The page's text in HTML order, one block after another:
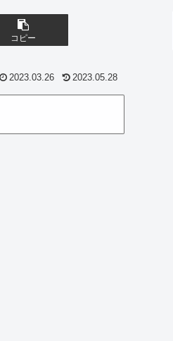
コピー
2023.03.26 2023.05.28